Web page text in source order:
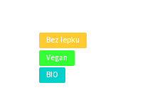
Bez lepku
Vegan
BIO